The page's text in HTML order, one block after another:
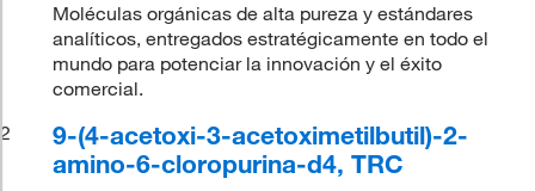
Moléculas orgánicas de alta pureza y estándares
analíticos, entregados estratégicamente en todo el
mundo para potenciar la innovación y el éxito
comercial.
2
9-(4-acetoxi-3-acetoximetilbutil)-2-
amino-6-cloropurina-d4, TRC